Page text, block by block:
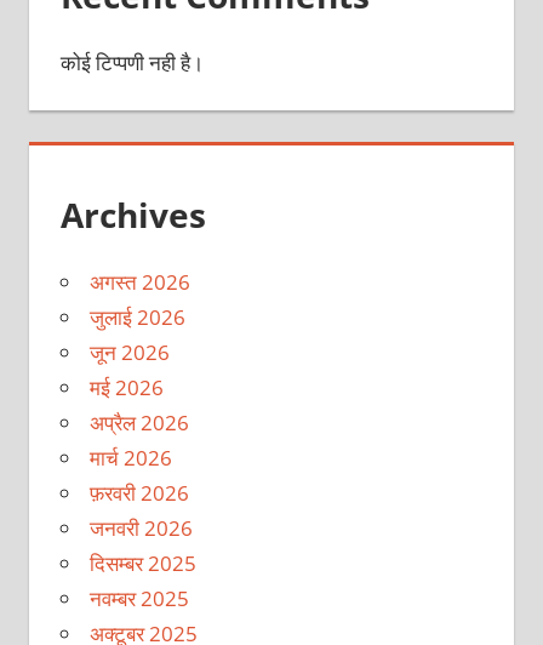
कोई टिप्पणी नही है।
Archives
अगस्त 2026
जुलाई 2026
जून 2026
मई 2026
अप्रैल 2026
मार्च 2026
फ़रवरी 2026
जनवरी 2026
दिसम्बर 2025
नवम्बर 2025
अक्टूबर 2025